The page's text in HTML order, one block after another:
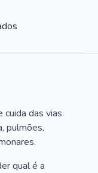
cuida das vias
pulmões,
qual é a